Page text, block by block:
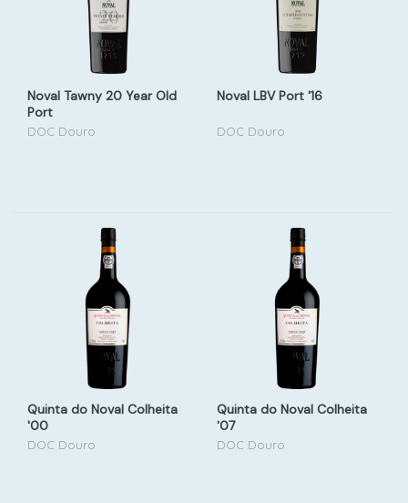
Noval Tawny 20 Year Old
Port
DOC Douro
Noval LBV Port '16
DOC Douro
Quinta do Noval Colheita
'00
DOC Douro
Quinta do Noval Colheita
'07
DOC Douro